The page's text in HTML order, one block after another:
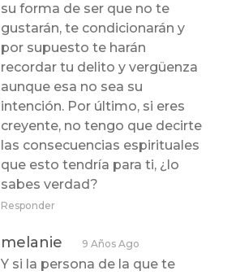
su forma de ser que no te
gustarán, te condicionarán y
por supuesto te harán
recordar tu delito y vergüenza
aunque esa no sea su
intención. Por último, si eres
creyente, no tengo que decirte
las consecuencias espirituales
que esto tendría para ti, ¿lo
sabes verdad?
Responder
melanie 9 Años Ago
Y si la persona de la que te